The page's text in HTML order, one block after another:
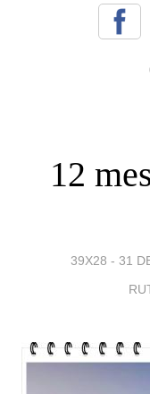
12
39X28 - 31